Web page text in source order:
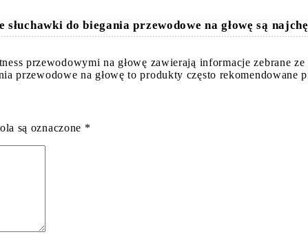
słuchawki do biegania przewodowe na głowę są
przewodowymi na głowę zawierają informacje zebrane
przewodowe na głowę to produkty często rekomendowane
są oznaczone *